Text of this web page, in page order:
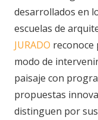
desarrollados en
escuelas de
JURADO reconoce
modo de
paisaje con
propuestas
distinguen por